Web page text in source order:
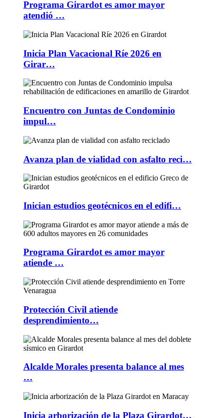
Programa Girardot es amor mayor
atendió …
Inicia Plan Vacacional Ríe 2026 en
Girar…
Encuentro con Juntas de Condominio
impul…
Avanza plan de vialidad con asfalto reci…
Inician estudios geotécnicos en el edifi…
Programa Girardot es amor mayor
atiende …
Protección Civil atiende
desprendimiento…
Alcalde Morales presenta balance al mes
…
Inicia arborización de la Plaza Girardot…